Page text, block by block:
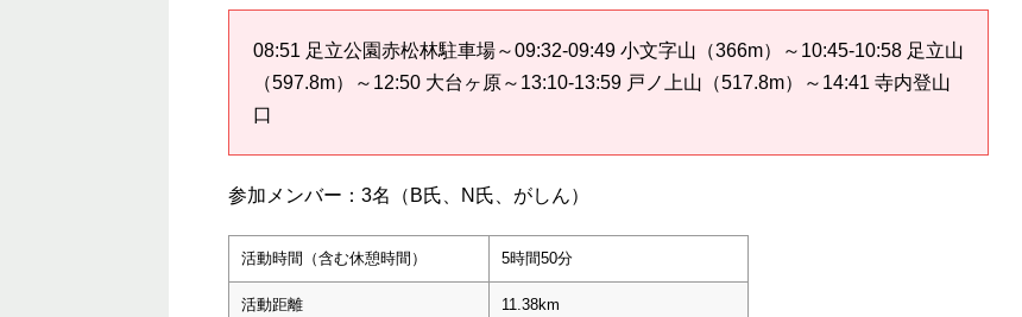
08:51 足立公園赤松林駐車場～09:32-09:49 小文字山（366m）～10:45-10:58 足立山
（597.8m）～12:50 大台ヶ原～13:10-13:59 戸ノ上山（517.8m）～14:41 寺内登山
口
参加メンバー：3名（B氏、N氏、がしん）
活動時間（含む休憩時間） 5時間50分
活動距離 11.38km